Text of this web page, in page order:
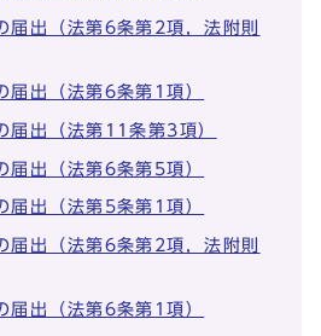
出（法第6条第2項，法附則
出（法第6条第1項）
出（法第11条第3項）
出（法第6条第5項）
出（法第5条第1項）
出（法第6条第2項，法附則
出（法第6条第1項）